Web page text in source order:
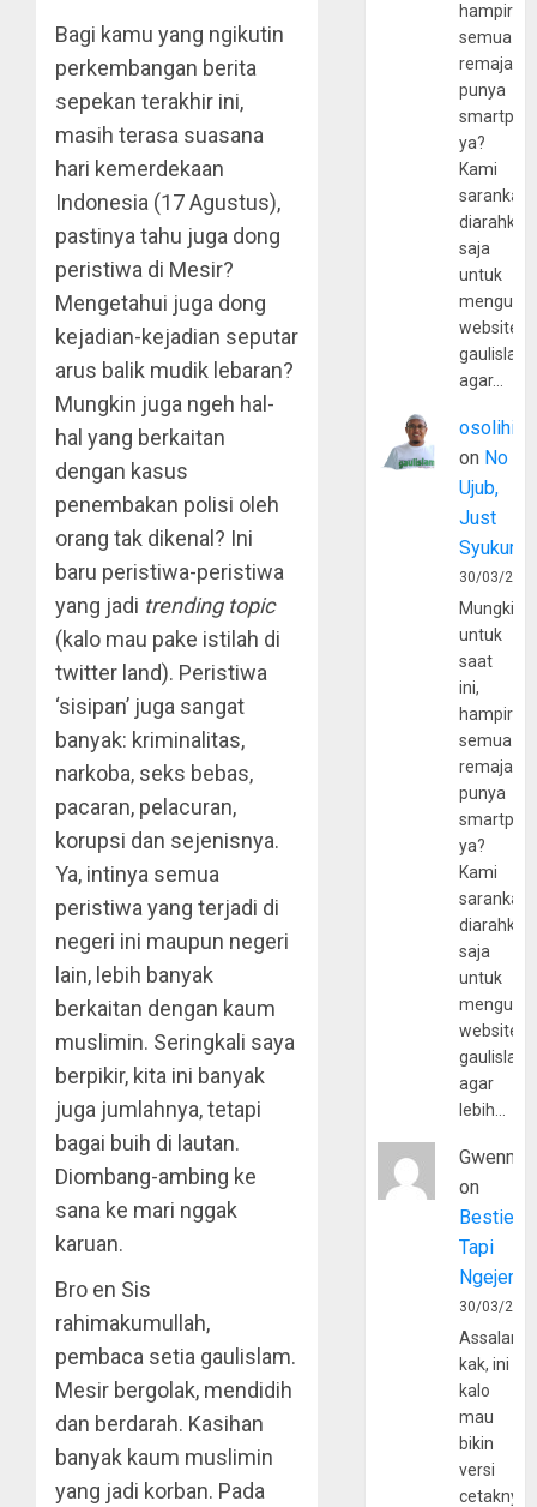
Bagi kamu yang ngikutin
perkembangan berita
sepekan terakhir ini,
masih terasa suasana
hari kemerdekaan
Indonesia (17 Agustus),
pastinya tahu juga dong
peristiwa di Mesir?
Mengetahui juga dong
kejadian-kejadian seputar
arus balik mudik lebaran?
Mungkin juga ngeh hal-
hal yang berkaitan
dengan kasus
penembakan polisi oleh
orang tak dikenal? Ini
baru peristiwa-peristiwa
yang jadi trending topic
(kalo mau pake istilah di
twitter land). Peristiwa
‘sisipan’ juga sangat
banyak: kriminalitas,
narkoba, seks bebas,
pacaran, pelacuran,
korupsi dan sejenisnya.
Ya, intinya semua
peristiwa yang terjadi di
negeri ini maupun negeri
lain, lebih banyak
berkaitan dengan kaum
muslimin. Seringkali saya
berpikir, kita ini banyak
juga jumlahnya, tetapi
bagai buih di lautan.
Diombang-ambing ke
sana ke mari nggak
karuan.
Bro en Sis
rahimakumullah,
pembaca setia gaulislam.
Mesir bergolak, mendidih
dan berdarah. Kasihan
banyak kaum muslimin
yang jadi korban. Pada
hampir
semua
remaja
punya
ya?
Kami
sarankan,
diarahkan
saja
untuk
website
agar…
osolihin
on No
Ujub,
Just
Syukur
30/03/
Mungkin
untuk
saat
ini,
hampir
semua
remaja
punya
ya?
Kami
sarankan,
diarahkan
saja
untuk
website
agar
lebih…
Gwenny
on
Bestie
Tapi
30/03/
kak, ini
kalo
mau
bikin
versi
cetaknya